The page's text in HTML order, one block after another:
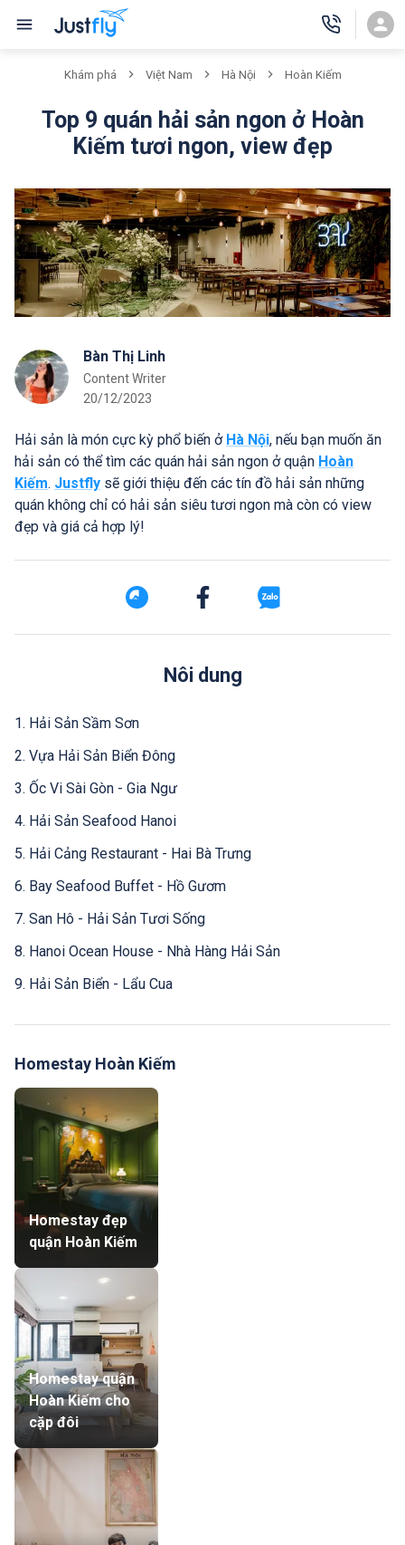
Khám phá Việt Nam Hà Nội Hoàn Kiếm
Top 9 quán hải sản ngon ở Hoàn
Kiếm tươi ngon, view đẹp
Bàn Thị Linh
Content Writer
20/12/2023
Hải sản là món cực kỳ phổ biến ở Hà Nội, nếu bạn muốn ăn
hải sản có thể tìm các quán hải sản ngon ở quận Hoàn
Kiếm. Justfly sẽ giới thiệu đến các tín đồ hải sản những
quán không chỉ có hải sản siêu tươi ngon mà còn có view
đẹp và giá cả hợp lý!
Nôi dung
1. Hải Sản Sầm Sơn
2. Vựa Hải Sản Biển Đông
3. Ốc Vi Sài Gòn - Gia Ngư
4. Hải Sản Seafood Hanoi
5. Hải Cảng Restaurant - Hai Bà Trưng
6. Bay Seafood Buffet - Hồ Gươm
7. San Hô - Hải Sản Tươi Sống
8. Hanoi Ocean House - Nhà Hàng Hải Sản
9. Hải Sản Biển - Lẩu Cua
Homestay Hoàn Kiếm
Homestay đẹp
quận Hoàn Kiếm
Homestay quận
Hoàn Kiếm cho
cặp đôi